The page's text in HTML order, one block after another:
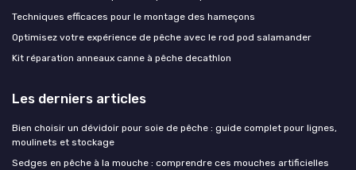
Techniques efficaces pour le montage des hameçons
Optimisez votre expérience de pêche avec le rod pod salamander
Kit réparation anneaux canne à pêche decathlon
Les derniers articles
Bien choisir un dévidoir pour soie de pêche : guide complet pour lignes,
moulinets et stockage
Sedges en pêche à la mouche : comprendre ces mouches artificielles